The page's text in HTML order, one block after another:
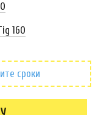
160
сроки